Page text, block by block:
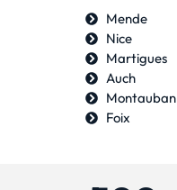
Mende
Nice
Martigues
Auch
Montauban
Foix